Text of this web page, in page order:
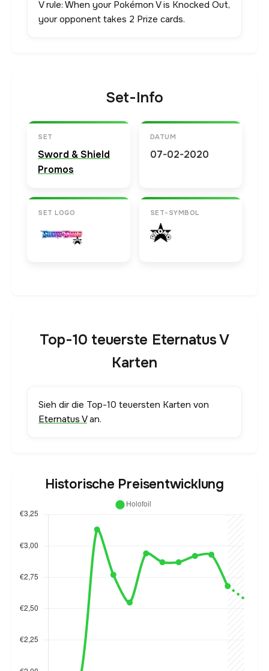
V rule: When your Pokémon V is Knocked Out,
your opponent takes 2 Prize cards.
Set-Info
SET
Sword & Shield
Promos
DATUM
07-02-2020
SET LOGO SET-SYMBOL
Top-10 teuerste Eternatus V
Karten
Sieh dir die Top-10 teuersten Karten von
Eternatus Van.
Historische Preisentwicklung